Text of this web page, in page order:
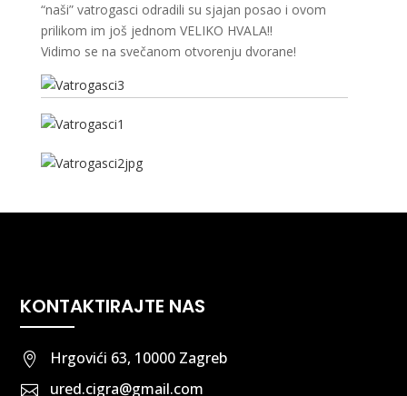
“naši” vatrogasci odradili su sjajan posao i ovom
prilikom im još jednom VELIKO HVALA!!
Vidimo se na svečanom otvorenju dvorane!
KONTAKTIRAJTE NAS
 Hrgovići 63, 10000 Zagreb
 ured.cigra@gmail.com